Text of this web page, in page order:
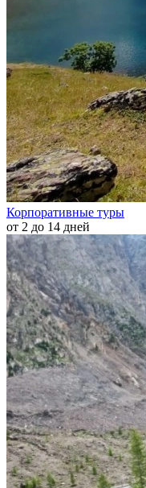
Корпоративные туры
от 2 до 14 дней